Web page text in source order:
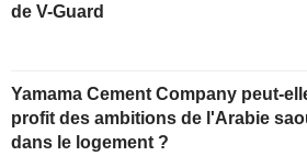
de V-Guard
Yamama Cement Company peut-
profit des ambitions de l'Arabie
dans le logement ?